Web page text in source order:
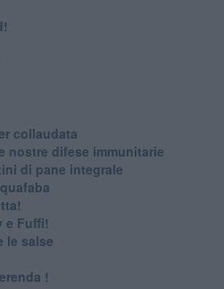
collaudata
nostre difese immunitarie
di pane integrale
e Fuffi!
le salse
!